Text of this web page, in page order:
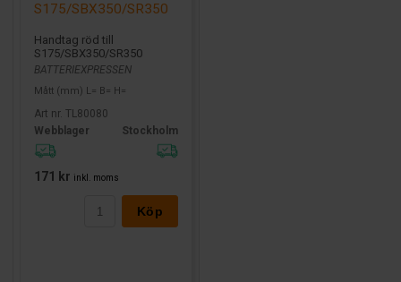
Handtag röd till
S175/SBX350/SR350
BATTERIEXPRESSEN
Mått (mm) L= B= H=
Art nr. TL80080
Webblager
Stockholm
171 kr inkl. moms
Köp